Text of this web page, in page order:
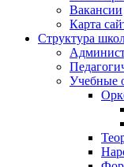
Вакансии
Карта
Структура
Учебные